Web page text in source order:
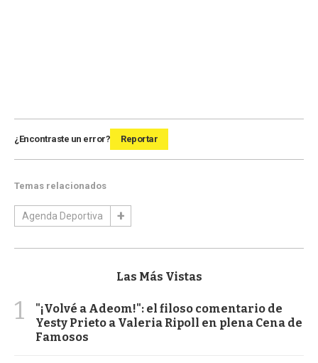
¿Encontraste un error? Reportar
Temas relacionados
Agenda Deportiva
Las Más Vistas
1
"¡Volvé a Adeom!": el filoso comentario de
Yesty Prieto a Valeria Ripoll en plena Cena de
Famosos